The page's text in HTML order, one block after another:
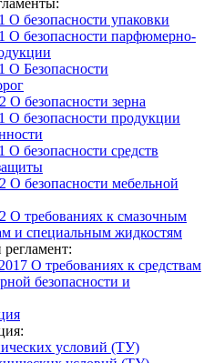
О безопасности упаковки
О безопасности парфюмерно-
О Безопасности
О безопасности зерна
О безопасности продукции
О безопасности средств
О безопасности мебельной
О требованиях к смазочным
и специальным жидкостям
О требованиях к средствам
безопасности и
условий (ТУ)